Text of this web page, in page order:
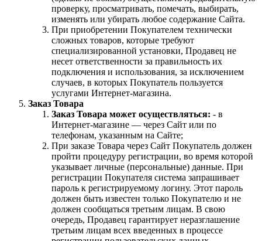
проверку, просматривать, помечать, выбирать,
изменять или убирать любое содержание Сайта.
При приобретении Покупателем технически
сложных товаров, которые требуют
специализированной установки, Продавец не
несет ответственности за правильность их
подключения и использования, за исключением
случаев, в которых Покупатель пользуется
услугами Интернет-магазина.
Заказ Товара
Заказ Товара может осуществляться: - в
Интернет-магазине — через Сайт или по
телефонам, указанным на Сайте;
При заказе Товара через Сайт Покупатель должен
пройти процедуру регистрации, во время которой
указывает личные (персональные) данные. При
регистрации Покупателя система запрашивает
пароль к регистрируемому логину. Этот пароль
должен быть известен только Покупателю и не
должен сообщаться третьим лицам. В свою
очередь, Продавец гарантирует неразглашение
третьим лицам всех введенных в процессе